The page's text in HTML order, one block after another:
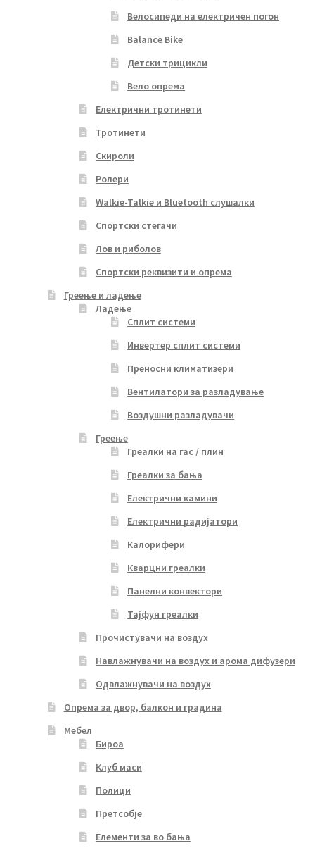
Велосипеди на електричен погон
Balance Bike
Детски трицикли
Вело опрема
Електрични тротинети
Тротинети
Скироли
Ролери
Walkie-Talkie и Bluetooth слушалки
Спортски стегачи
Лов и риболов
Спортски реквизити и опрема
Греење и ладење
Ладење
Сплит системи
Инвертер сплит системи
Преносни климатизери
Вентилатори за разладување
Воздушни разладувачи
Греење
Греалки на гас / плин
Греалки за бања
Електрични камини
Електрични радијатори
Калорифери
Кварцни греалки
Панелни конвектори
Тајфун греалки
Прочистувачи на воздух
Навлажнувачи на воздух и арома дифузери
Одвлажнувачи на воздух
Опрема за двор, балкон и градина
Мебел
Бироа
Клуб маси
Полици
Претсобје
Елементи за во бања